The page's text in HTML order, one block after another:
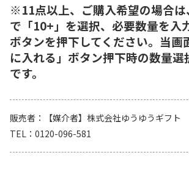
※11点以上、ご購入希望の場合は
で「10+」を選択、必要数量を入
ボタンを押下してください。当画
に入れる」ボタン押下時の数量
です。
販売者
【媒介者】株式会社ゆうゆうギフト
TEL
0120-096-581